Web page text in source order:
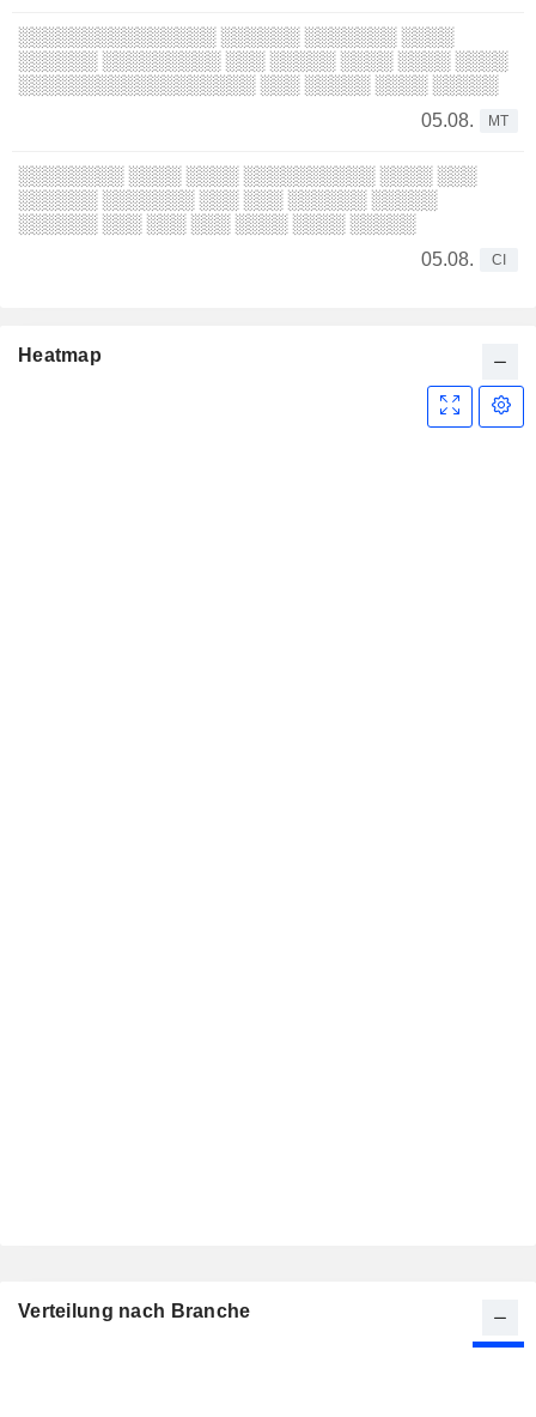
░░░░░░░░░░░░░░░ ░░░░░░ ░░░░░░░ ░░░░
░░░░░░ ░░░░░░░░░ ░░░ ░░░░░ ░░░░ ░░░░ ░░░░
░░░░░░░░░░░░░░░░░░ ░░░ ░░░░░ ░░░░ ░░░░░
05.08.
MT
░░░░░░░░ ░░░░ ░░░░ ░░░░░░░░░░ ░░░░ ░░░
░░░░░░ ░░░░░░░ ░░░ ░░░ ░░░░░░ ░░░░░
░░░░░░ ░░░ ░░░ ░░░ ░░░░ ░░░░ ░░░░░
05.08.
CI
Heatmap
Verteilung nach Branche